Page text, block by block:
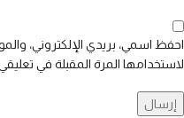
احفظ اسمي، بريدي الإلكتروني،
لاستخدامها المرة المقبلة في